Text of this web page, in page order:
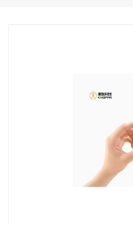
行为观察与表情分析
神经营销与消费行为